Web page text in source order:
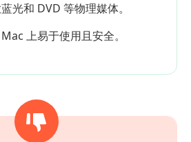
光和 DVD 等物理媒体。
上易于使用且安全。